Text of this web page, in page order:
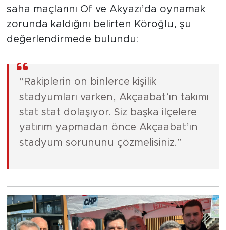
saha maçlarını Of ve Akyazı’da oynamak
zorunda kaldığını belirten Köroğlu, şu
değerlendirmede bulundu:
“Rakiplerin on binlerce kişilik
stadyumları varken, Akçaabat’ın takımı
stat stat dolaşıyor. Siz başka ilçelere
yatırım yapmadan önce Akçaabat’ın
stadyum sorununu çözmelisiniz.”